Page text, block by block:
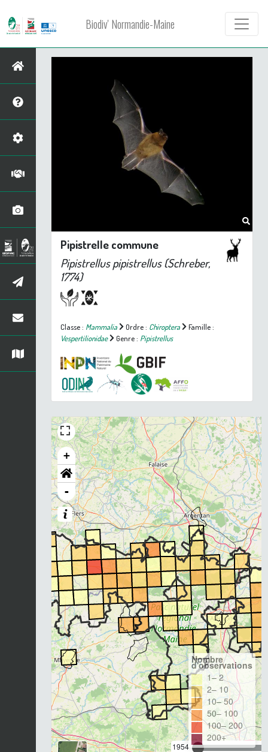
Biodiv' Normandie-Maine
Pipistrelle commune
Pipistrellus pipistrellus(Schreber,
1774)
Classe : Mammalia Ordre : Chiroptera
Famille :
Vespertilionidae
Genre : Pipistrellus
+
-
1954
Nombre
d'observations
1– 2
2– 10
10– 50
50– 100
100– 200
200+